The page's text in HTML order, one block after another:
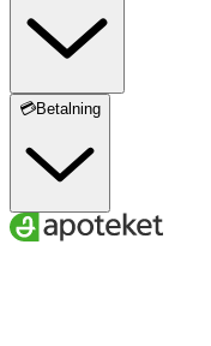
💳Betalning